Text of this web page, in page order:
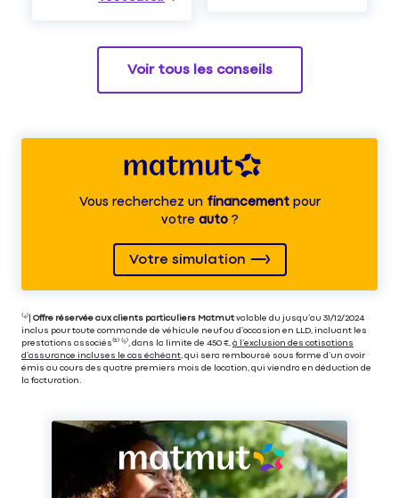
Voir tous les conseils
Vous recherchez unfinancementpour
votre auto?
Votre simulation
⁽⁴⁾| Offre réservée aux clients particuliers Matmut valable du jusqu’au 31/12/2024
inclus pour toute commande de véhicule neuf ou d’occasion en LLD, incluant les
prestations associés⁽³⁾ ⁽⁵⁾, dans la limite de 450 €, à l’exclusion des cotisations
d’assurance incluses le cas échéant, qui sera remboursé sous forme d’un avoir
émis au cours des quatre premiers mois de location, qui viendra en déduction de
la facturation.